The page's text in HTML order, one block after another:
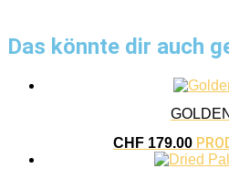
Das könnte dir auch
CHF 179.00